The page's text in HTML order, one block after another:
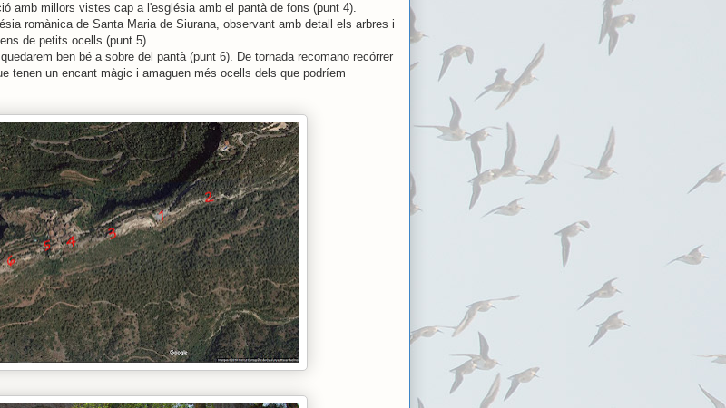
amb millors vistes cap a l'església amb el pantà de fons (punt 4).
romànica de Santa Maria de Siurana, observant amb detall els arbres i
de petits ocells (punt 5).
ben bé a sobre del pantà (punt 6). De tornada recomano recórrer
tenen un encant màgic i amaguen més ocells dels que podríem